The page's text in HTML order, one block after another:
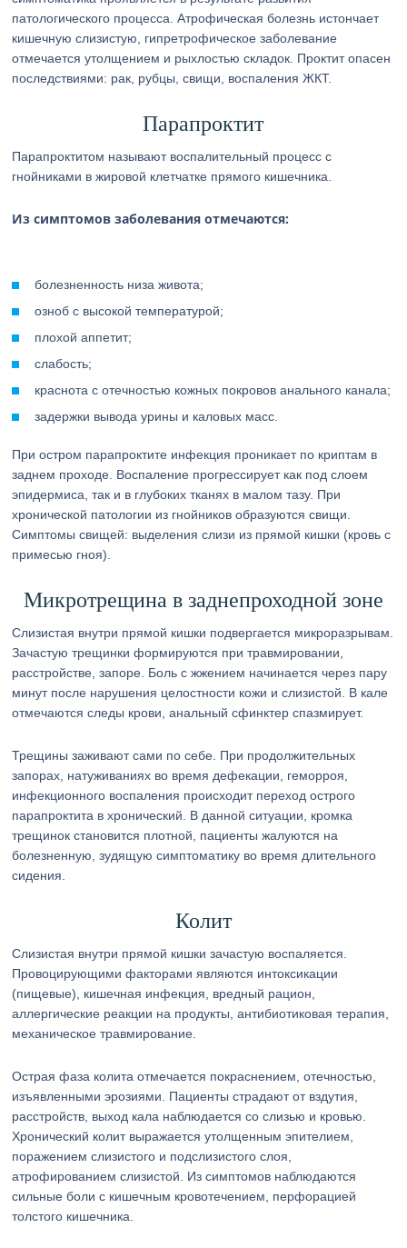
патологического процесса. Атрофическая болезнь истончает
кишечную слизистую, гипретрофическое заболевание
отмечается утолщением и рыхлостью складок. Проктит опасен
последствиями: рак, рубцы, свищи, воспаления ЖКТ.
Парапроктит
Парапроктитом называют воспалительный процесс с
гнойниками в жировой клетчатке прямого кишечника.
Из симптомов заболевания отмечаются:
болезненность низа живота;
озноб с высокой температурой;
плохой аппетит;
слабость;
краснота с отечностью кожных покровов анального канала;
задержки вывода урины и каловых масс.
При остром парапроктите инфекция проникает по криптам в
заднем проходе. Воспаление прогрессирует как под слоем
эпидермиса, так и в глубоких тканях в малом тазу. При
хронической патологии из гнойников образуются свищи.
Симптомы свищей: выделения слизи из прямой кишки (кровь с
примесью гноя).
Микротрещина в заднепроходной зоне
Слизистая внутри прямой кишки подвергается микроразрывам.
Зачастую трещинки формируются при травмировании,
расстройстве, запоре. Боль с жжением начинается через пару
минут после нарушения целостности кожи и слизистой. В кале
отмечаются следы крови, анальный сфинктер спазмирует.
Трещины заживают сами по себе. При продолжительных
запорах, натуживаниях во время дефекации, геморроя,
инфекционного воспаления происходит переход острого
парапроктита в хронический. В данной ситуации, кромка
трещинок становится плотной, пациенты жалуются на
болезненную, зудящую симптоматику во время длительного
сидения.
Колит
Слизистая внутри прямой кишки зачастую воспаляется.
Провоцирующими факторами являются интоксикации
(пищевые), кишечная инфекция, вредный рацион,
аллергические реакции на продукты, антибиотиковая терапия,
механическое травмирование.
Острая фаза колита отмечается покраснением, отечностью,
изъявленными эрозиями. Пациенты страдают от вздутия,
расстройств, выход кала наблюдается со слизью и кровью.
Хронический колит выражается утолщенным эпителием,
поражением слизистого и подслизистого слоя,
атрофированием слизистой. Из симптомов наблюдаются
сильные боли с кишечным кровотечением, перфорацией
толстого кишечника.